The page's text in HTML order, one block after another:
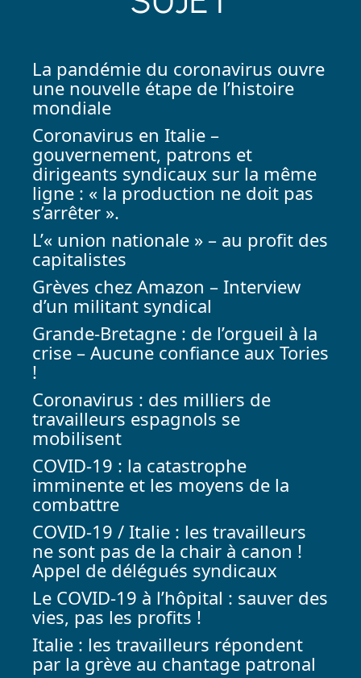
La pandémie du coronavirus ouvre
une nouvelle étape de l’histoire
mondiale
Coronavirus en Italie –
gouvernement, patrons et
dirigeants syndicaux sur la même
ligne : « la production ne doit pas
s’arrêter ».
L’« union nationale » – au profit des
capitalistes
Grèves chez Amazon – Interview
d’un militant syndical
Grande-Bretagne : de l’orgueil à la
crise – Aucune confiance aux Tories
!
Coronavirus : des milliers de
travailleurs espagnols se
mobilisent
COVID-19 : la catastrophe
imminente et les moyens de la
combattre
COVID-19 / Italie : les travailleurs
ne sont pas de la chair à canon !
Appel de délégués syndicaux
Le COVID-19 à l’hôpital : sauver des
vies, pas les profits !
Italie : les travailleurs répondent
par la grève au chantage patronal